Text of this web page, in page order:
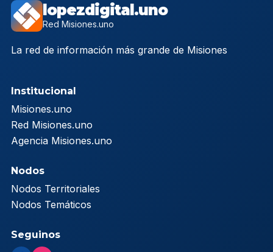
lopezdigital.uno
Red Misiones.uno
La red de información más grande de Misiones
Institucional
Misiones.uno
Red Misiones.uno
Agencia Misiones.uno
Nodos
Nodos Territoriales
Nodos Temáticos
Seguinos